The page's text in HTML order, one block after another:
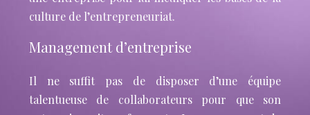
culture de l’entrepreneuriat.
Management d’entreprise
Il ne suffit pas de disposer d’une équipe
talentueuse de collaborateurs pour que son